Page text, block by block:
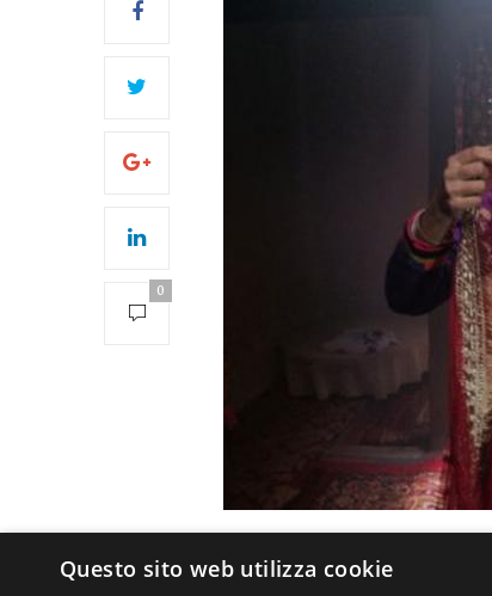
0
Questo sito web utilizza cookie